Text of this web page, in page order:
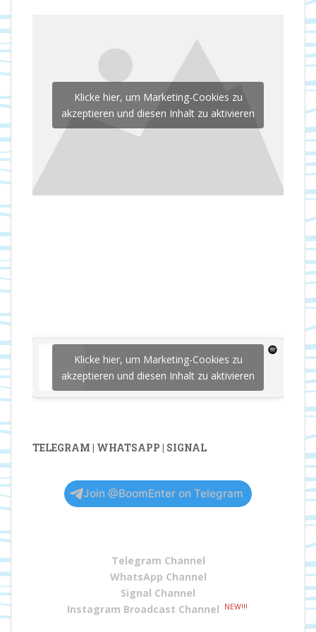
Klicke hier, um Marketing-Cookies zu
akzeptieren und diesen Inhalt zu aktivieren
Klicke hier, um Marketing-Cookies zu
akzeptieren und diesen Inhalt zu aktivieren
TELEGRAM | WHATSAPP | SIGNAL
Join @BoomEnter on Telegram
Telegram Channel
WhatsApp Channel
Signal Channel
Instagram Broadcast Channel
NEW!!!